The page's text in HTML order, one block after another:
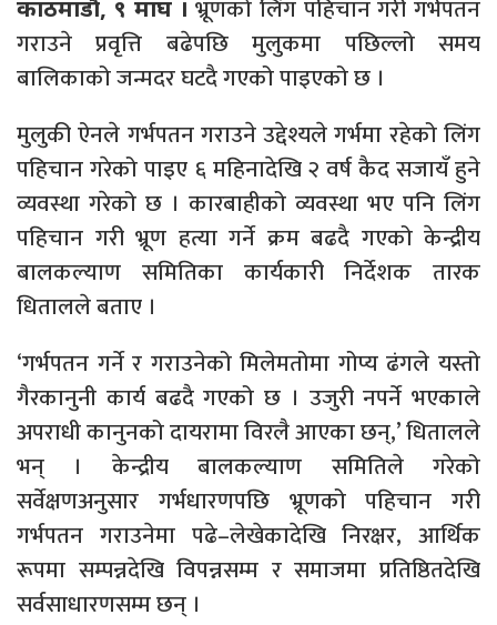
काठमाडौं, ९ माघ । भ्रूणको लिंग पहिचान गरी गर्भपतन
गराउने प्रवृत्ति बढेपछि मुलुकमा पछिल्लो समय
बालिकाको जन्मदर घटदै गएको पाइएको छ ।
मुलुकी ऐनले गर्भपतन गराउने उद्देश्यले गर्भमा रहेको लिंग
पहिचान गरेको पाइए ६ महिनादेखि २ वर्ष कैद सजायँ हुने
व्यवस्था गरेको छ । कारबाहीको व्यवस्था भए पनि लिंग
पहिचान गरी भ्रूण हत्या गर्ने क्रम बढदै गएको केन्द्रीय
बालकल्याण समितिका कार्यकारी निर्देशक तारक
धितालले बताए ।
‘गर्भपतन गर्ने र गराउनेको मिलेमतोमा गोप्य ढंगले यस्तो
गैरकानुनी कार्य बढदै गएको छ । उजुरी नपर्ने भएकाले
अपराधी कानुनको दायरामा विरलै आएका छन्,’ धितालले
भन् । केन्द्रीय बालकल्याण समितिले गरेको
सर्वेक्षणअनुसार गर्भधारणपछि भ्रूणको पहिचान गरी
गर्भपतन गराउनेमा पढे–लेखेकादेखि निरक्षर, आर्थिक
रूपमा सम्पन्नदेखि विपन्नसम्म र समाजमा प्रतिष्ठितदेखि
सर्वसाधारणसम्म छन् ।